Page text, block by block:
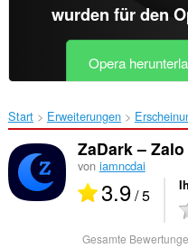
wurden für den
Opera
Start Erweiterungen
ZaDark –
von iamncdai
3.9/ 5
Gesamte